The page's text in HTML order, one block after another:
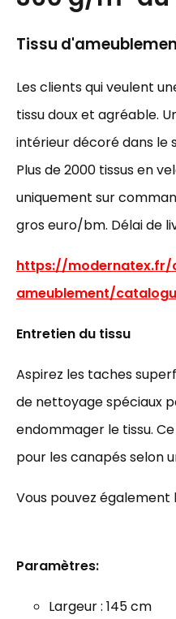
Tissu
Les clients qui veulent
tissu doux et agréable.
intérieur décoré dans le
Plus de 2000 tissus en
uniquement sur
gros euro/bm. Délai de
https://
ameublement/
Entretien du tissu
Aspirez les taches
de nettoyage spéciaux
endommager le tissu.
pour les canapés selon
Vous pouvez
Paramètres:
Largeur : 145 cm